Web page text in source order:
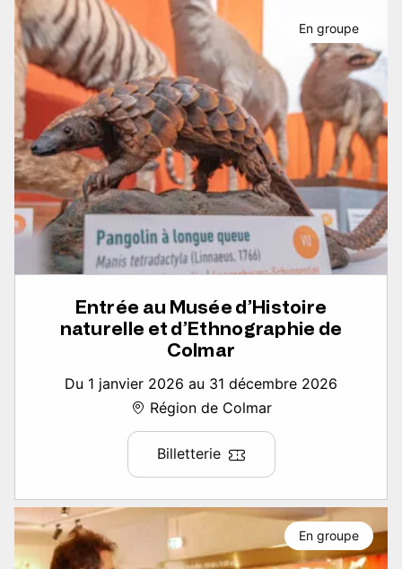
Entrée au Musée d’Histoire
naturelle et d’Ethnographie de
Colmar
Du 1 janvier 2026 au 31 décembre 2026
Région de Colmar
Billetterie
En groupe
En groupe